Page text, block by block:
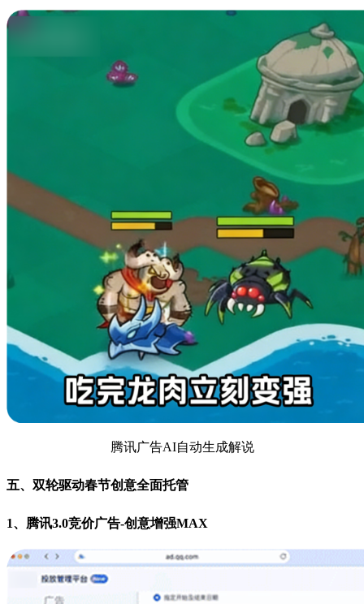
腾讯广告AI自动生成解说
五、双轮驱动春节创意全面托管
1、腾讯3.0竞价广告-创意增强MAX